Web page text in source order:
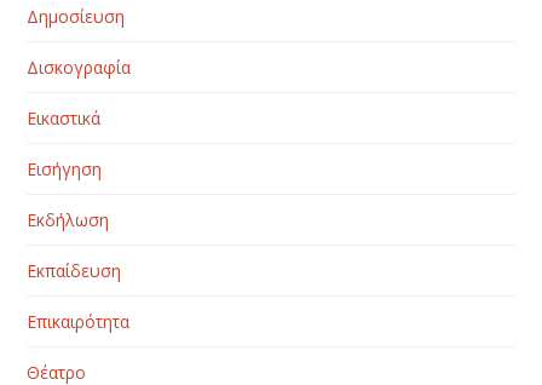
Δημοσίευση
Δισκογραφία
Εικαστικά
Εισήγηση
Εκδήλωση
Εκπαίδευση
Επικαιρότητα
Θέατρο